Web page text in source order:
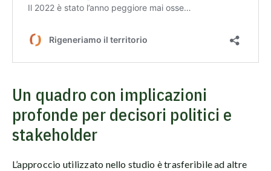
Un quadro con implicazioni
profonde per decisori politici e
stakeholder
L’approccio utilizzato nello studio è trasferibile ad altre